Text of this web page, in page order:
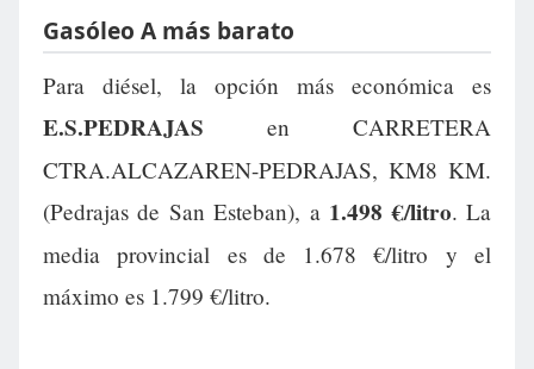
Gasóleo A más barato
Para diésel, la opción más económica es
E.S.PEDRAJAS en CARRETERA
CTRA.ALCAZAREN-PEDRAJAS, KM8 KM.
(Pedrajas de San Esteban), a 1.498 €/litro. La
media provincial es de 1.678 €/litro y el
máximo es 1.799 €/litro.